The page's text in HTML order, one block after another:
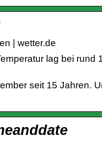
| wetter.de
lag bei rund
seit 15 Jahren.